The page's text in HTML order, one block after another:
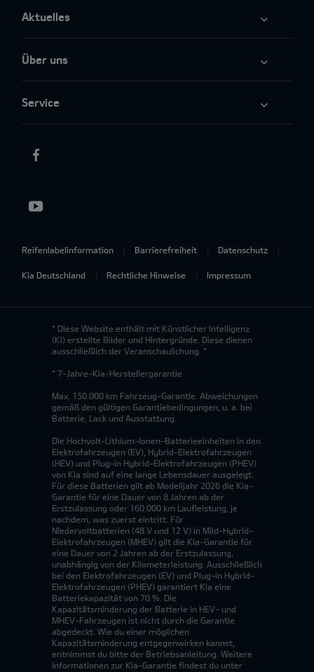
Aktuelles
Über uns
Service
Reifenlabelinformation Barrierefreiheit Datenschutz
Kia Deutschland Rechtliche Hinweise Impressum
* Diese Website enthält mit Künstlicher Intelligenz
(KI) erstellte Bilder und Hintergründe. Diese dienen
ausschließlich der Veranschaulichung. *
* 7-Jahre-Kia-Herstellergarantie
Max. 150.000 km Fahrzeug-Garantie. Abweichungen
gemäß den gültigen Garantiebedingungen, u. a. bei
Batterie, Lack und Ausstattung.
Die Hochvolt-Lithium-Ionen-Batterieeinheiten in den
Elektrofahrzeugen (EV), Hybrid-Elektrofahrzeugen
(HEV) und Plug-in Hybrid-Elektrofahrzeugen (PHEV)
von Kia sind auf eine lange Lebensdauer ausgelegt.
Für diese Batterien gilt ab Modelljahr 2026 die Kia-
Garantie für eine Dauer von 8 Jahren ab der
Erstzulassung oder 160.000 km Laufleistung, je
nachdem, was zuerst eintritt. Für
Niedervoltbatterien (48 V und 12 V) in Mild-Hybrid-
Elektrofahrzeugen (MHEV) gilt die Kia-Garantie für
eine Dauer von 2 Jahren ab der Erstzulassung,
unabhängig von der Kilometerleistung. Ausschließlich
bei den Elektrofahrzeugen (EV) und Plug-in Hybrid-
Elektrofahrzeugen (PHEV) garantiert Kia eine
Batteriekapazität von 70 %. Die
Kapazitätsminderung der Batterie in HEV- und
MHEV-Fahrzeugen ist nicht durch die Garantie
abgedeckt. Wie du einer möglichen
Kapazitätsminderung entgegenwirken kannst,
entnimmst du bitte der Betriebsanleitung. Weitere
Informationen zur Kia-Garantie findest du unter